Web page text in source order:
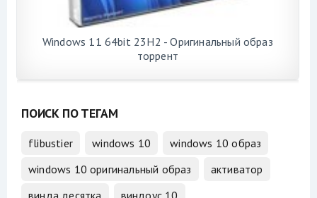
Windows 11 64bit 23H2 - Оригинальный образ
торрент
ПОИСК ПО ТЕГАМ
flibustier windows 10
windows 10 образ
windows 10 оригинальный образ
активатор
винда десятка
виндоус 10